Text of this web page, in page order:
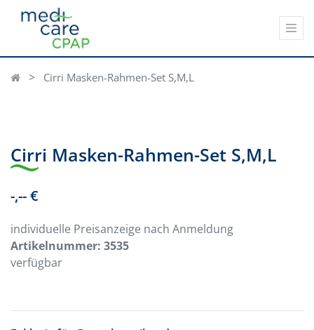
Cirri Masken-Rahmen-Set S,M,L
Cirri Masken-Rahmen-Set S,M,L
-,-- €
individuelle Preisanzeige nach Anmeldung
Artikelnummer: 3535
verfügbar